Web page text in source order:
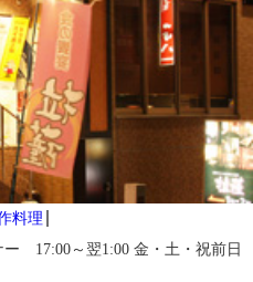
料理
17:00～翌1:00 金・土・祝前日